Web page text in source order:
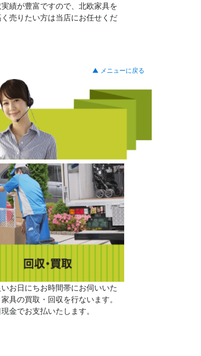
績が豊富ですので、北欧家具を
売りたい方は当店にお任せくだ
▲ メニューに戻る
お日にちお時間帯にお伺いいた
具の買取・回収を行ないます。
金でお支払いたします。